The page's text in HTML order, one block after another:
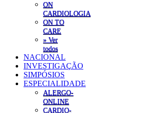
ON
CARDIOLOGIA
ON TO
CARE
» Ver
todos
NACIONAL
INVESTIGAÇÃO
SIMPÓSIOS
ESPECIALIDADE
ALERGO-
ONLINE
CARDIO-